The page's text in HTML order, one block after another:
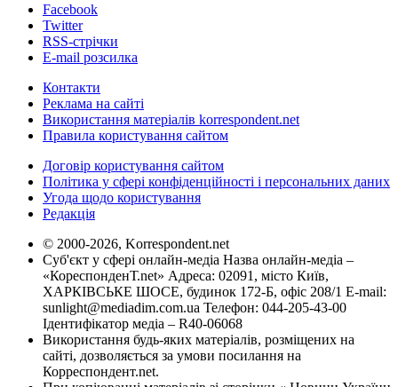
Facebook
Twitter
RSS-стрічки
E-mail розсилка
Контакти
Реклама на сайті
Використання матеріалів korrespondent.net
Правила користування сайтом
Договір користування сайтом
Політика у сфері конфіденційності і персональних даних
Угода щодо користування
Редакція
© 2000-2026, Korrespondent.net
Суб'єкт у сфері онлайн-медіа Назва онлайн-медіа –
«КореспонденТ.net» Адреса: 02091, місто Київ,
ХАРКІВСЬКЕ ШОСЕ, будинок 172-Б, офіс 208/1 E-mail:
sunlight@mediadim.com.ua Телефон: 044-205-43-00
Ідентифікатор медіа – R40-06068
Використання будь-яких матеріалів, розміщених на
сайті, дозволяється за умови посилання на
Корреспондент.net.